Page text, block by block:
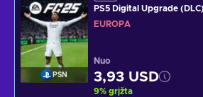
PSN
PS5 Digital Upgrade
Key EUROPE
EUROPA
Nuo
3,93 USD
9% grįžta